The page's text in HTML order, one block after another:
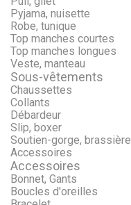
Pyjama, nuisette
Robe, tunique
Top manches courtes
Top manches longues
Veste, manteau
Sous-vêtements
Chaussettes
Collants
Débardeur
Slip, boxer
Soutien-gorge, brassière
Accessoires
Accessoires
Bonnet, Gants
Boucles d'oreilles